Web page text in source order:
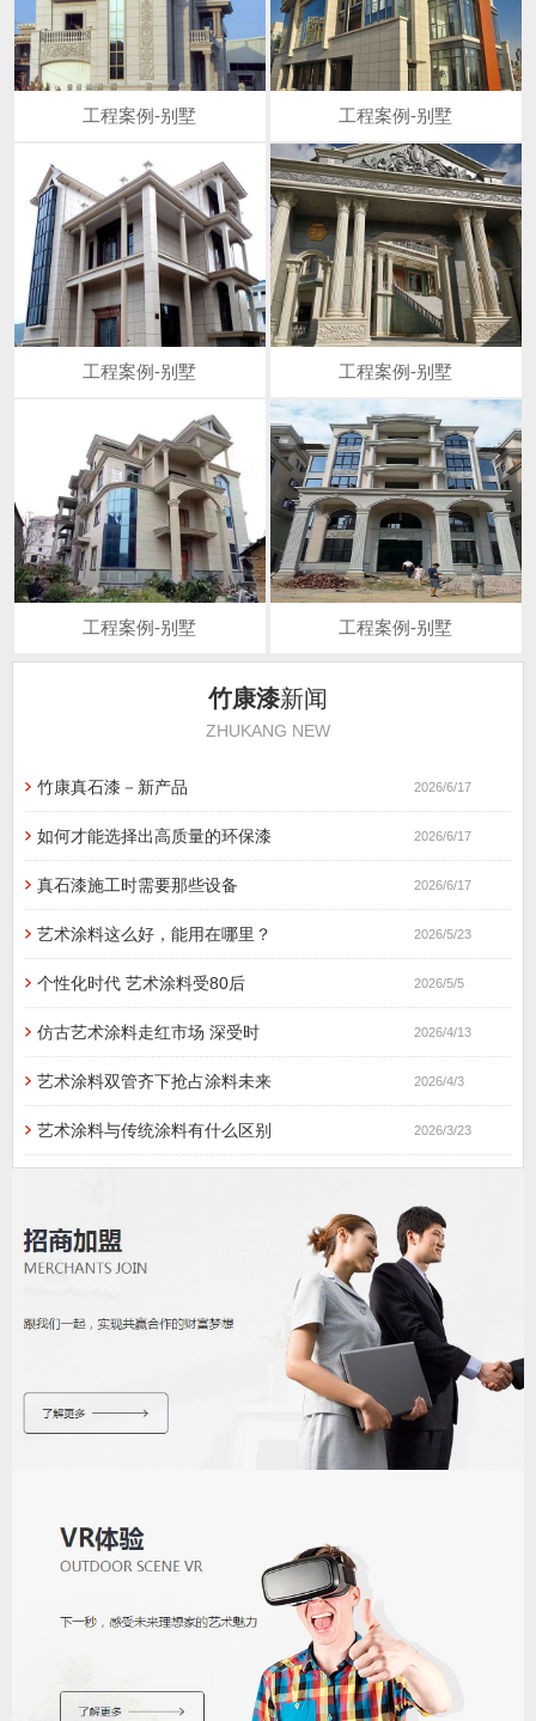
工程案例-别墅 工程案例-别墅
工程案例-别墅 工程案例-别墅
工程案例-别墅 工程案例-别墅
竹康漆新闻
ZHUKANG NEW
竹康真石漆－新产品 2026/6/17
如何才能选择出高质量的环保漆 2026/6/17
真石漆施工时需要那些设备 2026/6/17
艺术涂料这么好，能用在哪里？ 2026/5/23
个性化时代 艺术涂料受80后 2026/5/5
仿古艺术涂料走红市场 深受时 2026/4/13
艺术涂料双管齐下抢占涂料未来 2026/4/3
艺术涂料与传统涂料有什么区别 2026/3/23